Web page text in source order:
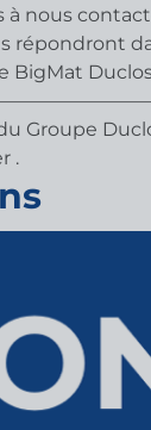
à nous
répondront
Groupe
.